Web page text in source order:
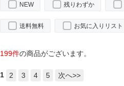
NEW 残りわずか
送料無料 お気に入りリスト
199件の商品がございます。
1 2 3 4 5 次へ>>